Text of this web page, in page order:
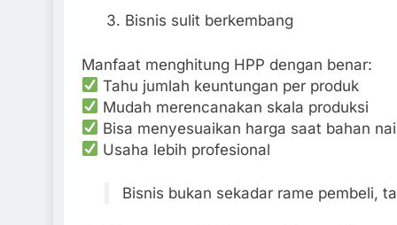
Bisnis sulit berkembang
Manfaat menghitung HPP dengan benar:
Tahu jumlah keuntungan per produk
Mudah merencanakan skala produksi
Bisa menyesuaikan harga saat bahan
Usaha lebih profesional
Bisnis bukan sekadar rame pembeli,